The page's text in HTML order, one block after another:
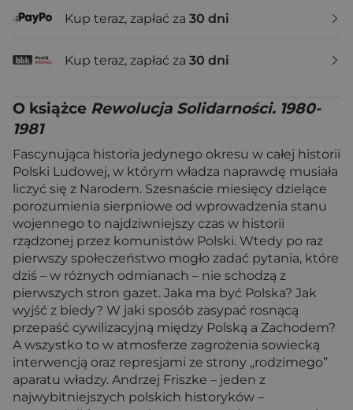
Kup teraz, zapłać za 30 dni
Kup teraz, zapłać za 30 dni
O książce Rewolucja Solidarności. 1980-
1981
Fascynująca historia jedynego okresu w całej historii
Polski Ludowej, w którym władza naprawdę musiała
liczyć się z Narodem. Szesnaście miesięcy dzielące
porozumienia sierpniowe od wprowadzenia stanu
wojennego to najdziwniejszy czas w historii
rządzonej przez komunistów Polski. Wtedy po raz
pierwszy społeczeństwo mogło zadać pytania, które
dziś – w różnych odmianach – nie schodzą z
pierwszych stron gazet. Jaka ma być Polska? Jak
wyjść z biedy? W jaki sposób zasypać rosnącą
przepaść cywilizacyjną między Polską a Zachodem?
A wszystko to w atmosferze zagrożenia sowiecką
interwencją oraz represjami ze strony „rodzimego”
aparatu władzy. Andrzej Friszke – jeden z
najwybitniejszych polskich historyków –